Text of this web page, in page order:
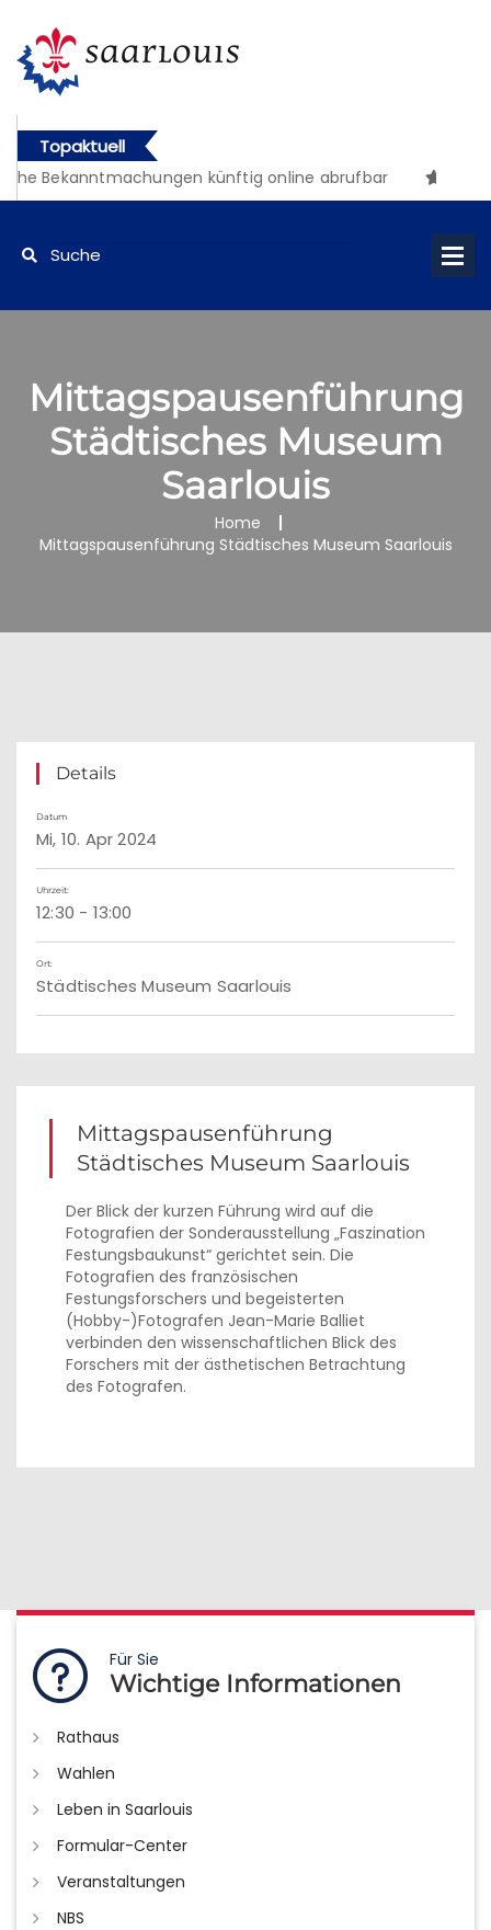
Topaktuell
Bekanntmachungen künftig online abrufbar
Mittagspausenführung
Städtisches Museum
Saarlouis
Home
Mittagspausenführung Städtisches Museum Saarlouis
Details
Datum
Mi, 10. Apr 2024
Uhrzeit:
12:30 - 13:00
Ort:
Städtisches Museum Saarlouis
Mittagspausenführung
Städtisches Museum Saarlouis
Der Blick der kurzen Führung wird auf die
Fotografien der Sonderausstellung „Faszination
Festungsbaukunst“ gerichtet sein. Die
Fotografien des französischen
Festungsforschers und begeisterten
(Hobby-)Fotografen Jean-Marie Balliet
verbinden den wissenschaftlichen Blick des
Forschers mit der ästhetischen Betrachtung
des Fotografen.
Für Sie
Wichtige Informationen
Rathaus
Wahlen
Leben in Saarlouis
Formular-Center
Veranstaltungen
NBS